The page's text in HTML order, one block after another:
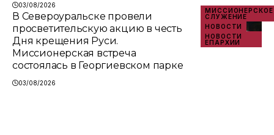
03/08/2026
МИССИОНЕРСКОЕ
СЛУЖЕНИЕ
НОВОСТИ
НОВОСТИ
ЕПАРХИИ
В Североуральске провели
просветительскую акцию в честь
Дня крещения Руси.
Миссионерская встреча
состоялась в Георгиевском парке
03/08/2026